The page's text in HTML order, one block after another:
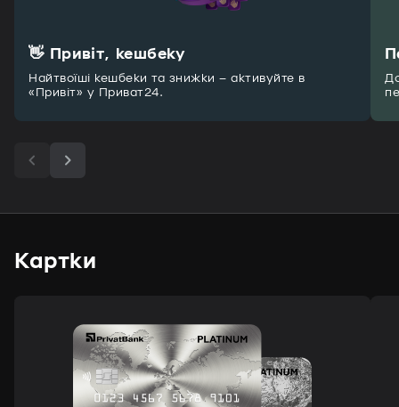
👋 Привіт, кешбеку
Найтвоїші кешбеки та знижки – активуйте в
«Привіт» у Приват24.
Картки